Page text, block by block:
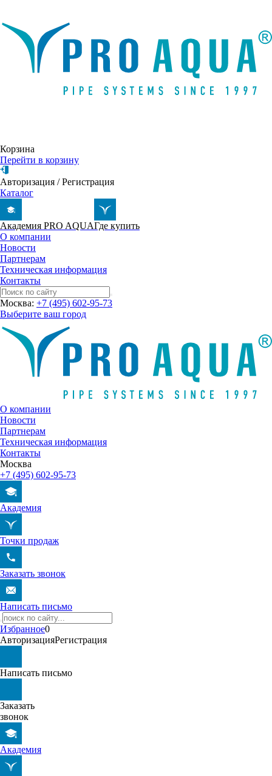
Корзина
Перейти в корзину
Авторизация /Регистрация
Каталог
Академия PRO AQUAГде купить
О компании
Новости
Партнерам
Техническая информация
Контакты
Москва: +7 (495) 602-95-73
Выберите ваш город
О компании
Новости
Партнерам
Техническая информация
Контакты
Москва
+7 (495) 602-95-73
Академия
Точки продаж
Заказать звонок
Написать письмо
Избранное0
АвторизацияРегистрация
Написать письмо
Заказать
звонок
Академия